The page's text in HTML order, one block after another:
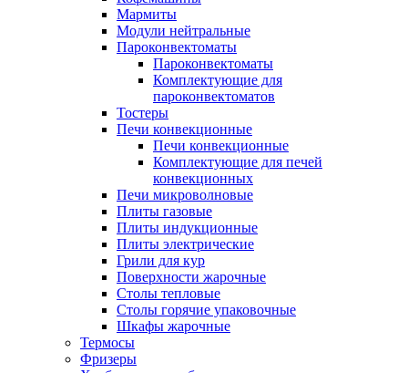
Мармиты
Модули нейтральные
Пароконвектоматы
Пароконвектоматы
Комплектующие для
пароконвектоматов
Тостеры
Печи конвекционные
Печи конвекционные
Комплектующие для печей
конвекционных
Печи микроволновые
Плиты газовые
Плиты индукционные
Плиты электрические
Грили для кур
Поверхности жарочные
Столы тепловые
Столы горячие упаковочные
Шкафы жарочные
Термосы
Фризеры